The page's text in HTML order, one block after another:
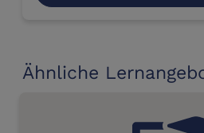
Ähnliche